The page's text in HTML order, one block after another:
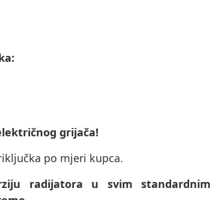
grijača!
po mjeri kupca.
radijatora u svim standardnim